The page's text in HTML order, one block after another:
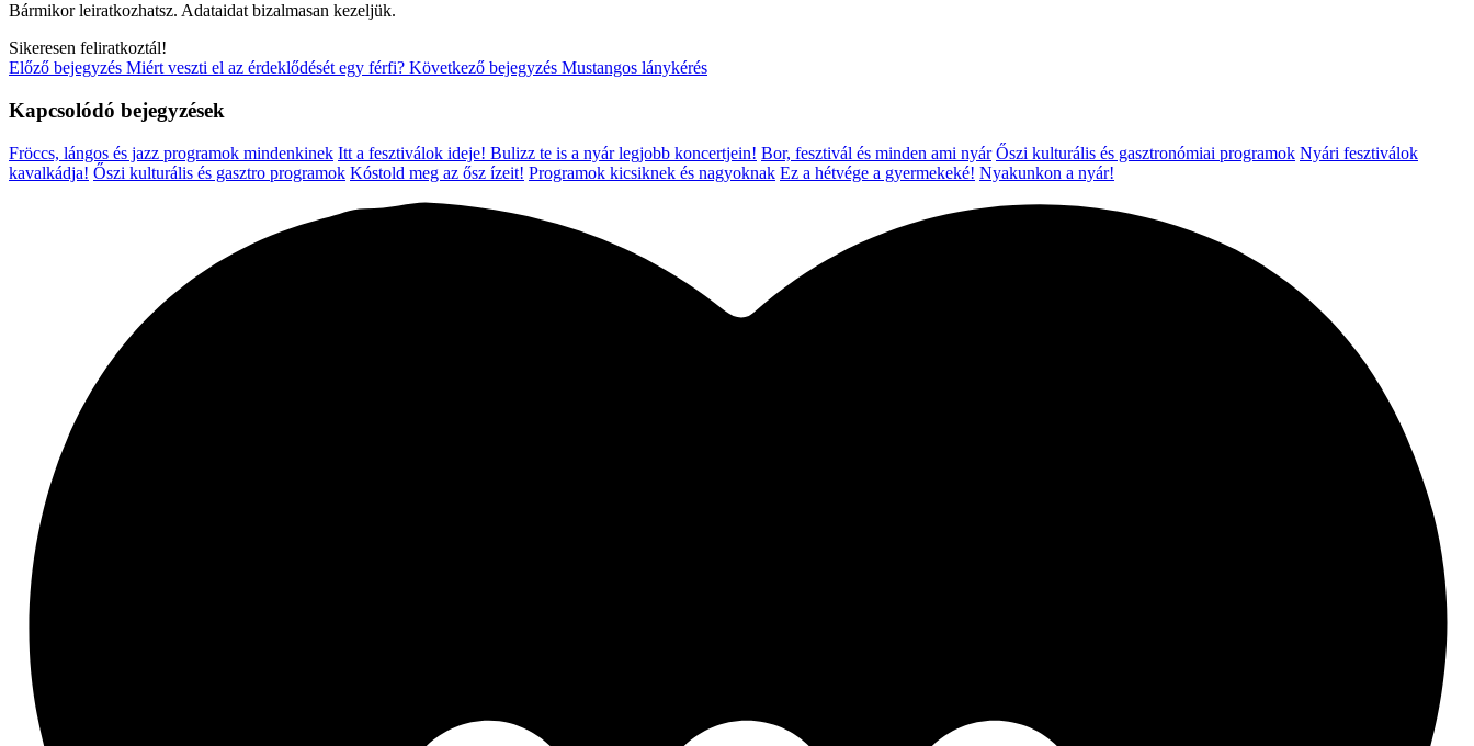
Bármikor leiratkozhatsz. Adataidat bizalmasan kezeljük.
Sikeresen feliratkoztál!
Előző bejegyzés Miért veszti el az érdeklődését egy férfi? Következő bejegyzés Mustangos lánykérés
Kapcsolódó bejegyzések
Fröccs, lángos és jazz programok mindenkinek Itt a fesztiválok ideje! Bulizz te is a nyár legjobb koncertjein! Bor, fesztivál és minden ami nyár Őszi kulturális és gasztronómiai programok Nyári fesztiválok
kavalkádja! Őszi kulturális és gasztro programok Kóstold meg az ősz ízeit! Programok kicsiknek és nagyoknak Ez a hétvége a gyermekeké! Nyakunkon a nyár!